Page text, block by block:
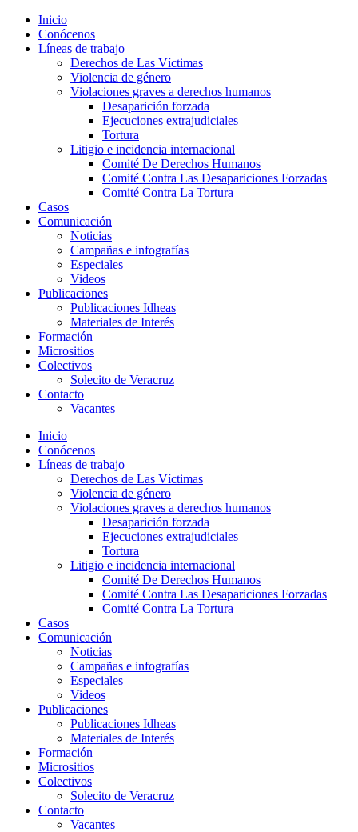
Inicio
Conócenos
Líneas de trabajo
Derechos de Las Víctimas
Violencia de género
Violaciones graves a derechos humanos
Desaparición forzada​
Ejecuciones extrajudiciales
Tortura
Litigio e incidencia internacional
Comité De Derechos Humanos​
Comité Contra Las Desapariciones Forzadas
Comité Contra La Tortura​
Casos
Comunicación
Noticias
Campañas e infografías
Especiales
Videos
Publicaciones
Publicaciones Idheas
Materiales de Interés
Formación
Micrositios
Colectivos
Solecito de Veracruz
Contacto
Vacantes
Inicio
Conócenos
Líneas de trabajo
Derechos de Las Víctimas
Violencia de género
Violaciones graves a derechos humanos
Desaparición forzada​
Ejecuciones extrajudiciales
Tortura
Litigio e incidencia internacional
Comité De Derechos Humanos​
Comité Contra Las Desapariciones Forzadas
Comité Contra La Tortura​
Casos
Comunicación
Noticias
Campañas e infografías
Especiales
Videos
Publicaciones
Publicaciones Idheas
Materiales de Interés
Formación
Micrositios
Colectivos
Solecito de Veracruz
Contacto
Vacantes